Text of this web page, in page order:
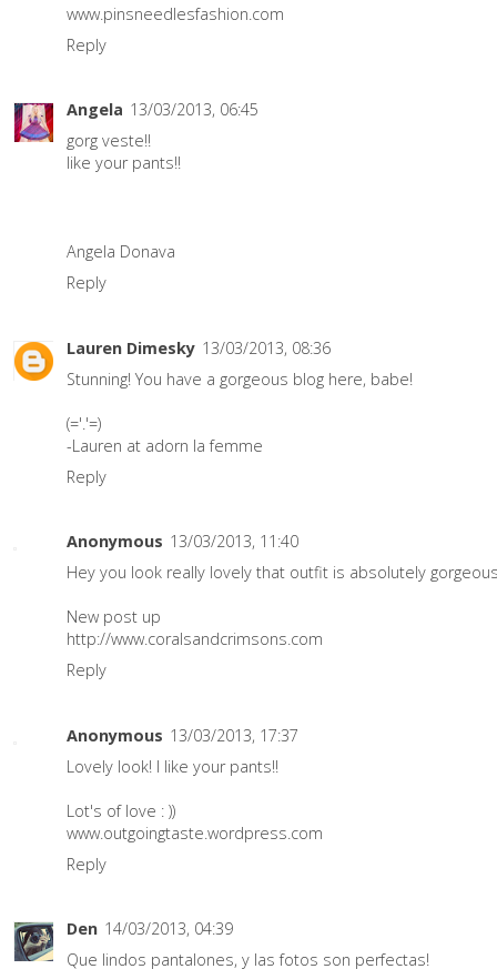
www.pinsneedlesfashion.com
Reply
Angela 13/03/2013, 06:45
gorg veste!!
like your pants!!
Angela Donava
Reply
Lauren Dimesky 13/03/2013, 08:36
Stunning! You have a gorgeous blog here, babe!
(='.'=)
-Lauren at adorn la femme
Reply
Anonymous 13/03/2013, 11:40
Hey you look really lovely that outfit is absolutely
New post up
http://www.coralsandcrimsons.com
Reply
Anonymous 13/03/2013, 17:37
Lovely look! I like your pants!!
Lot's of love : ))
www.outgoingtaste.wordpress.com
Reply
Den 14/03/2013, 04:39
Que lindos pantalones, y las fotos son perfectas!